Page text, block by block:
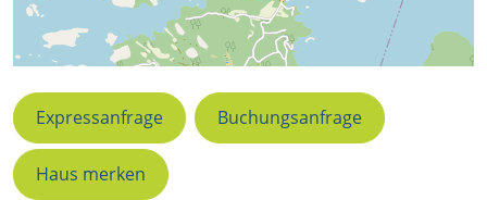
Expressanfrage Buchungsanfrage
Haus merken